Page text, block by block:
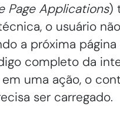
Page Applications)
o usuário
a próxima
completo da
uma ação, o
ser carregado.